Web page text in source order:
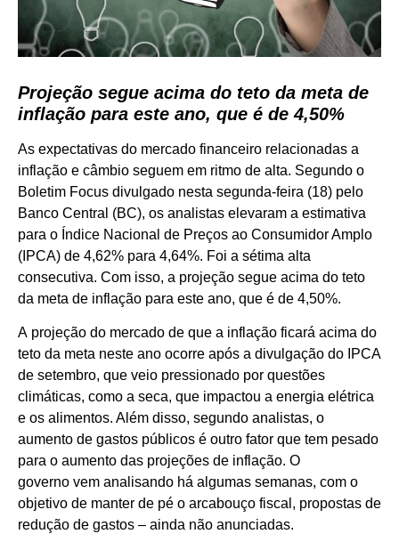
Projeção segue acima do teto da meta de
inflação para este ano, que é de 4,50%
As expectativas do mercado financeiro relacionadas a
inflação e câmbio seguem em ritmo de alta. Segundo o
Boletim Focus divulgado nesta segunda-feira (18) pelo
Banco Central (BC), os analistas elevaram a estimativa
para o Índice Nacional de Preços ao Consumidor Amplo
(IPCA) de 4,62% para 4,64%. Foi a sétima alta
consecutiva. Com isso, a projeção segue acima do teto
da meta de inflação para este ano, que é de 4,50%.
A projeção do mercado de que a inflação ficará acima do
teto da meta neste ano ocorre após a divulgação do IPCA
de setembro, que veio pressionado por questões
climáticas, como a seca, que impactou a energia elétrica
e os alimentos. Além disso, segundo analistas, o
aumento de gastos públicos é outro fator que tem pesado
para o aumento das projeções de inflação. O
governo vem analisando há algumas semanas, com o
objetivo de manter de pé o arcabouço fiscal, propostas de
redução de gastos – ainda não anunciadas.